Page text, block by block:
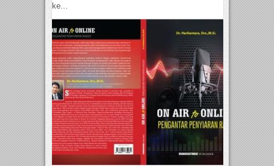
ke...